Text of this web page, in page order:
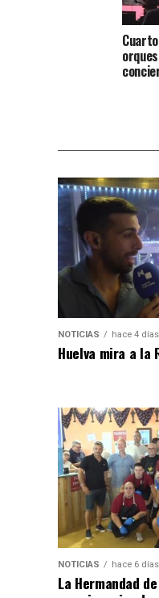
NOTICIAS hace 4 días
Huelva mira a la
NOTICIAS hace 6 días
La Hermandad